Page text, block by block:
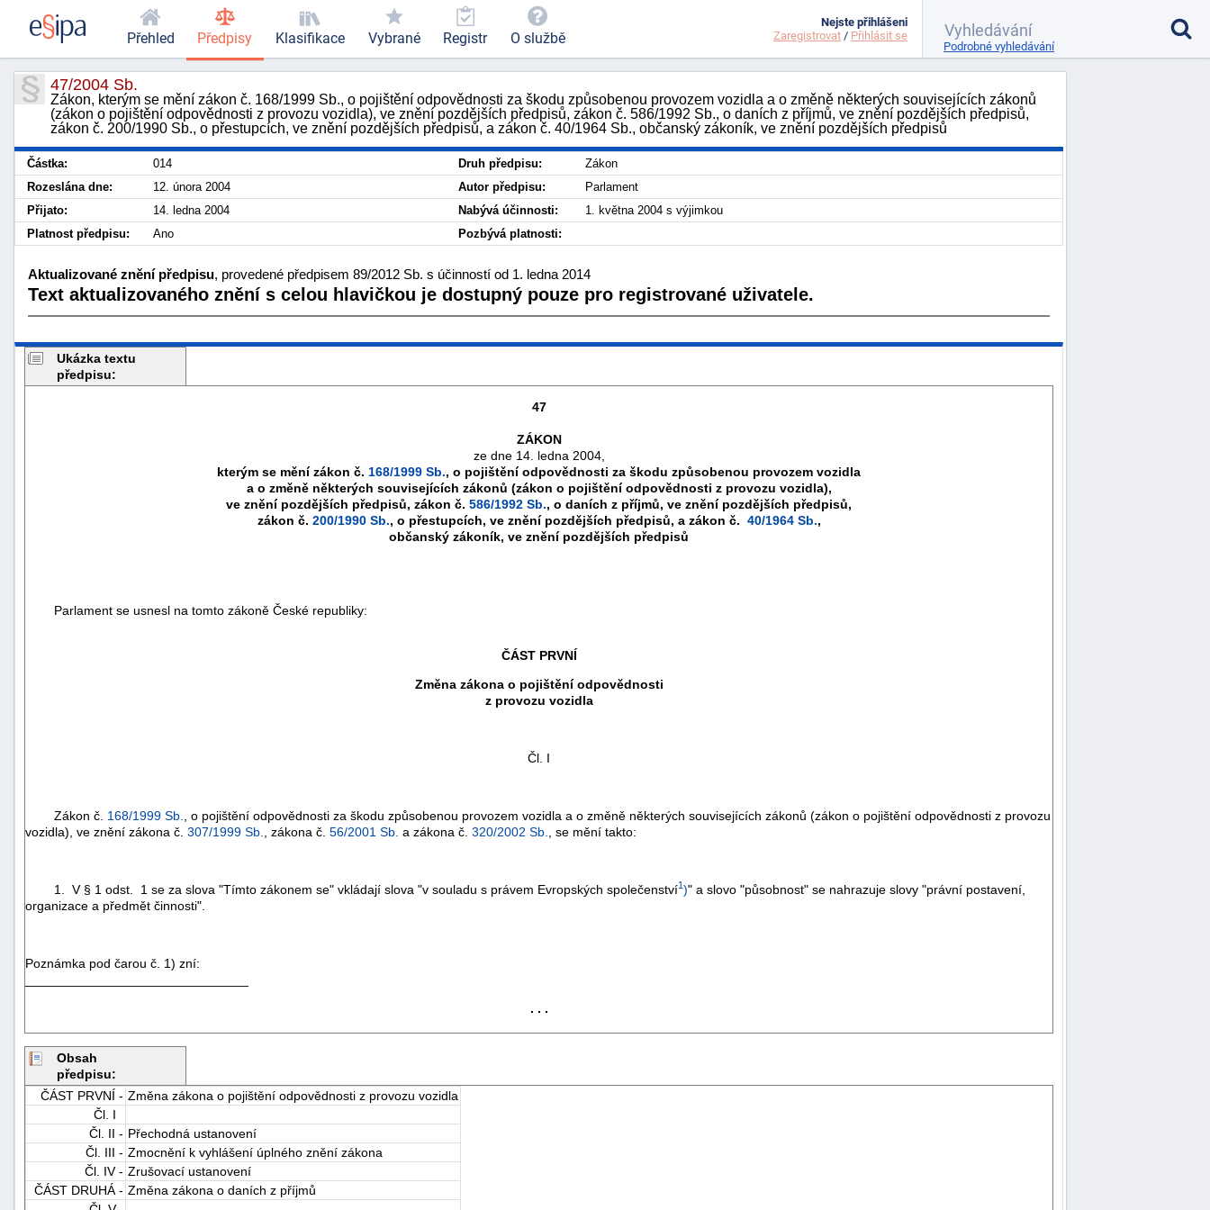
47/2004 Sb.
Zákon, kterým se mění zákon č. 168/1999 Sb., o pojištění odpovědnosti za škodu způsobenou provozem vozidla a o změně některých souvisejících zákonů
(zákon o pojištění odpovědnosti z provozu vozidla), ve znění pozdějších předpisů, zákon č. 586/1992 Sb., o daních z příjmů, ve znění pozdějších předpisů,
zákon č. 200/1990 Sb., o přestupcích, ve znění pozdějších předpisů, a zákon č. 40/1964 Sb., občanský zákoník, ve znění pozdějších předpisů
Částka: 014 Druh předpisu:
Zákon
Rozeslána dne:
12. února 2004 Autor předpisu:
Parlament
Přijato:
14. ledna 2004 Nabývá účinnosti:
1. května 2004 s výjimkou
Platnost předpisu:
Ano Pozbývá platnosti:
Aktualizované znění předpisu, provedené předpisem 89/2012 Sb. s účinností od 1. ledna 2014
Text aktualizovaného znění s celou hlavičkou je dostupný pouze pro registrované uživatele.
Ukázka textu
předpisu:
47
ZÁKON
ze dne 14. ledna 2004,
kterým se mění zákon č. 168/1999 Sb., o pojištění odpovědnosti za škodu způsobenou provozem vozidla
a o změně některých souvisejících zákonů (zákon o pojištění odpovědnosti z provozu vozidla),
ve znění pozdějších předpisů, zákon č. 586/1992 Sb., o daních z příjmů, ve znění pozdějších předpisů,
zákon č. 200/1990 Sb., o přestupcích, ve znění pozdějších předpisů, a zákon č. 40/1964 Sb.,
občanský zákoník, ve znění pozdějších předpisů
Parlament se usnesl na tomto zákoně České republiky:
ČÁST PRVNÍ
Změna zákona o pojištění odpovědnosti
z provozu vozidla
Čl. I
Zákon č. 168/1999 Sb.
, o pojištění odpovědnosti za škodu způsobenou provozem vozidla a o změně některých souvisejících zákonů (zákon o pojištění odpovědnosti z provozu
vozidla), ve znění zákona č. 307/1999 Sb. , zákona č. 56/2001 Sb. a zákona č. 320/2002 Sb. , se mění takto:
1. V § 1 odst. 1 se za slova "Tímto zákonem se" vkládají slova "v souladu s právem Evropských společenství1 )" a slovo "působnost" se nahrazuje slovy "právní postavení,
organizace a předmět činnosti".
Poznámka pod čarou č. 1) zní:
. . .
Obsah
předpisu:
ČÁST PRVNÍ - Změna zákona o pojištění odpovědnosti z provozu vozidla
Čl. I
Čl. II - Přechodná ustanovení
Čl. III - Zmocnění k vyhlášení úplného znění zákona
Čl. IV - Zrušovací ustanovení
ČÁST DRUHÁ - Změna zákona o daních z příjmů
Přehled Předpisy Klasifikace Vybrané Registr O službě
Nejste přihlášeni
Zaregistrovat / Přihlásit se
Podrobné vyhledávání